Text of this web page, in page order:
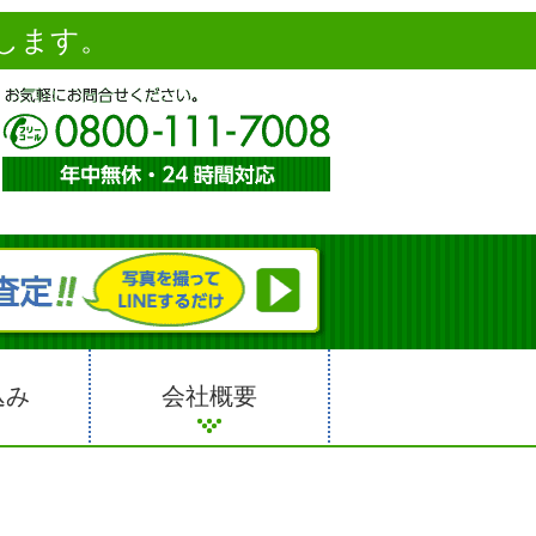
す。
み 会社概要